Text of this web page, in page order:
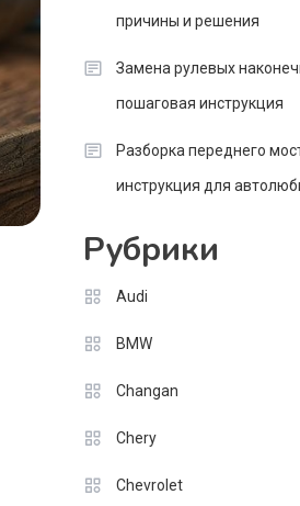
причины и решения
Замена рулевых
пошаговая инструкция
Разборка переднего
инструкция для
Рубрики
Audi
BMW
Changan
Chery
Chevrolet